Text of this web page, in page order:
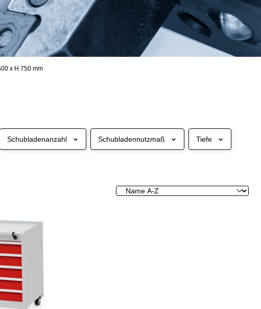
x H 750 mm
Schubladenanzahl Schubladennutzmaß Tiefe